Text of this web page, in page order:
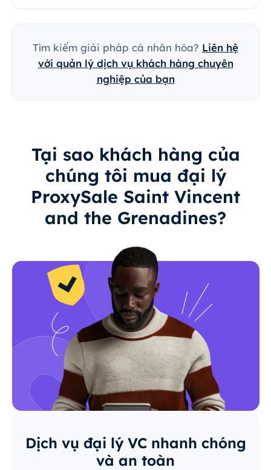
Tìm kiếm giải pháp cá nhân hóa? Liên hệ
với quản lý dịch vụ khách hàng chuyên
nghiệp của bạn
Tại sao khách hàng của
chúng tôi mua đại lý
ProxySale Saint Vincent
and the Grenadines?
Dịch vụ đại lý VC nhanh chóng
và an toàn